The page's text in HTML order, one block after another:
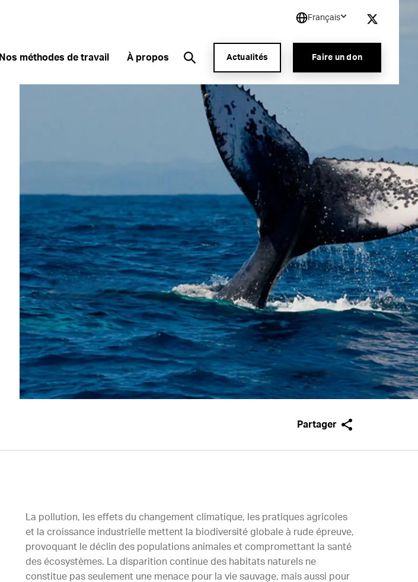
Français
Nos méthodes de travail À propos Actualités Faire un don
Partager
La pollution, les effets du changement climatique, les pratiques agricoles
et la croissance industrielle mettent la biodiversité globale à rude épreuve,
provoquant le déclin des populations animales et compromettant la santé
des écosystèmes. La disparition continue des habitats naturels ne
constitue pas seulement une menace pour la vie sauvage, mais aussi pour